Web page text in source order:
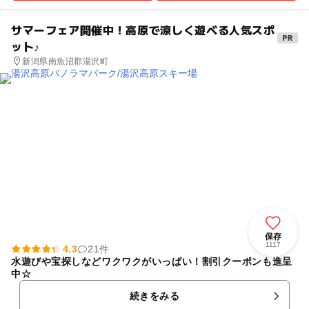
サマーフェア開催中！高原で涼しく遊べる人気スポ
ット♪
新潟県南魚沼郡湯沢町
保存
1117
4.3
21件
水遊びや宝探しなどワクワクがいっぱい！割引クーポンも進呈
中☆
続きをみる